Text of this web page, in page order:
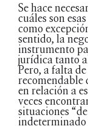
Se hace
cuáles son
como
sentido, la
instrumento
jurídica tanto
Pero, a falta
recomendable
en relación a
veces
situaciones
indeterminado